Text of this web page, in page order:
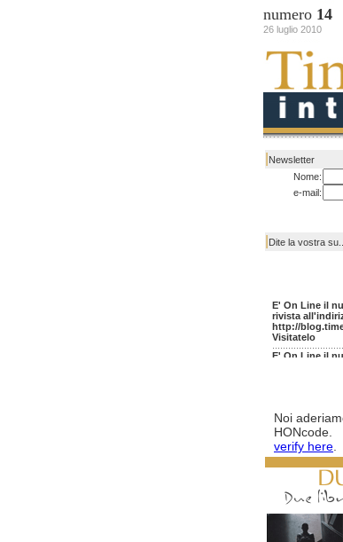
numero 14
26 luglio 2010
Newsletter
Nome:
e-mail:
Dite la vostra su...
rivista
http://
Visitatelo
E' On Line il
rivista
http://
http://
Visitatelo
Noi
HONcode.
verify here